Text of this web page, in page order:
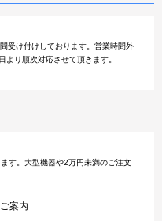
受け付けしております。営業時間外
より順次対応させて頂きます。
す。大型機器や2万円未満のご注文
案内